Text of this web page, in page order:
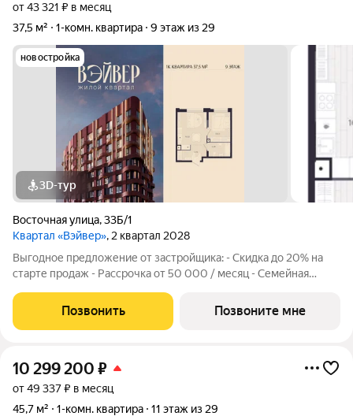
от 43 321 ₽ в месяц
37,5 м²
1-комн. квартира 9 этаж из 29
новостройка
3D-тур
Восточная улица,33Б/1
Квартал «Вэйвер», 2 квартал 2028
Выгодное предложение от застройщика: - Скидка до 20% на
старте продаж - Рассрочка от 50 000 / месяц - Семейная
1-комнатной квартиры в Жилом квартале Вэйвер от
Девелоперской компании Люди,
Позвонить Позвоните мне
10 299 200 ₽
от 49 337 ₽ в месяц
45,7 м²
1-комн. квартира 11 этаж из 29